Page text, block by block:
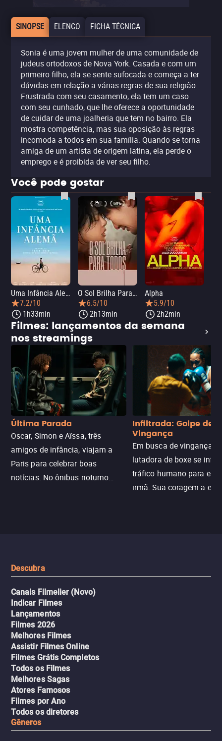
SINOPSE ELENCO FICHA TÉCNICA
Sonia é uma jovem mulher de uma comunidade de
judeus ortodoxos de Nova York. Casada e com um
primeiro filho, ela se sente sufocada e começa a ter
dúvidas em relação a várias regras de sua religião.
Frustrada com seu casamento, ela tem um caso
com seu cunhado, que lhe oferece a oportunidade
de cuidar de uma joalheria que tem no bairro. Ela
mostra competência, mas sua oposição às regras
incomoda a todos em sua família. Quando se torna
amiga de um artista de origem latina, ela perde o
emprego e é proibida de ver seu filho.
Você pode gostar
Uma Infância Alemã
7.2/10
1h33min
O Sol Brilha Para Todos
6.5/10
2h13min
Alpha
5.9/10
2h2min
Filmes: lançamentos da semana
nos streamings
Última Parada
Oscar, Simon e Aïssa, três
amigos de infância, viajam a
Paris para celebrar boas
notícias. No ônibus noturno
Infiltrada: Golpe de
Vingança
Em busca de vingança,
lutadora de boxe se
tráfico humano para
irmã. Sua coragem a
Descubra
Canais Filmelier (Novo)
Indicar Filmes
Lançamentos
Filmes 2026
Melhores Filmes
Assistir Filmes Online
Filmes Grátis Completos
Todos os Filmes
Melhores Sagas
Atores Famosos
Filmes por Ano
Todos os diretores
Gêneros